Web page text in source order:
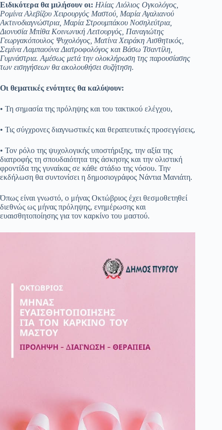
Ειδικότερα θα μιλήσουν οι: Ηλίας Λιόλιος Ογκολόγος,
Ρομίνα Αλεβίζου Χειρουργός Μαστού, Μαρία Αγαλιανού
Ακτινοδιαγνώστρια, Μαρία Στρουμπάκου Νοσηλεύτρια,
Διονυσία Μπίθα Κοινωνική Λειτουργός, Παναγιώτης
Γεωργακόπουλος Ψυχολόγος, Ματίνα Χειράκη Αισθητικός,
Σεμίνα Λαμπαούνα Διατροφολόγος και Βάσω Τσαντίλη,
Γυμνάστρια. Αμέσως μετά την ολοκλήρωση της παρουσίασης
των εισηγήσεων θα ακολουθήσει συζήτηση.
Οι θεματικές ενότητες θα καλύψουν:
• Τη σημασία της πρόληψης και του τακτικού ελέγχου,
• Τις σύγχρονες διαγνωστικές και θεραπευτικές προσεγγίσεις,
• Τον ρόλο της ψυχολογικής υποστήριξης, την αξία της
διατροφής τη σπουδαιότητα της άσκησης και την ολιστική
φροντίδα της γυναίκας σε κάθε στάδιο της νόσου. Την
εκδήλωση θα συντονίσει η δημοσιογράφος Νάντια Μανιάτη.
Όπως είναι γνωστό, ο μήνας Οκτώβριος έχει θεσμοθετηθεί
διεθνώς ως μήνας πρόληψης, ενημέρωσης και
ευαισθητοποίησης για τον καρκίνο του μαστού.